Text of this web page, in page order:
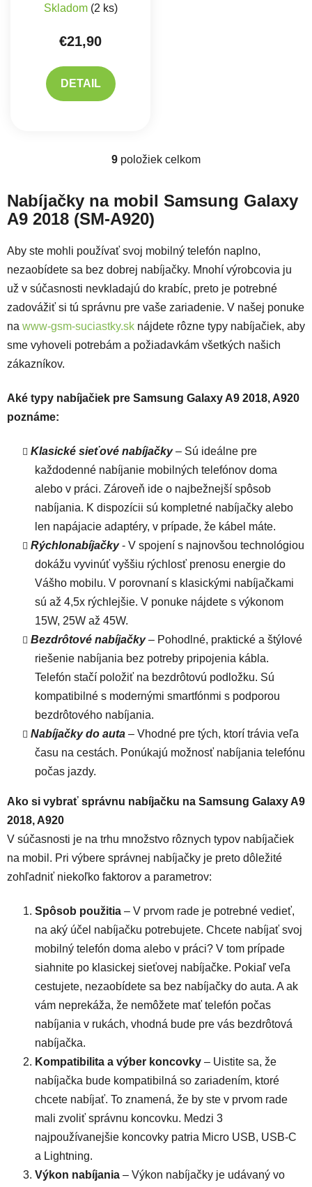
Skladom (2 ks)
€21,90
DETAIL
Ovládacie prvky výpisu
9 položiek celkom
Nabíjačky na mobil Samsung Galaxy
A9 2018 (SM-A920)
Aby ste mohli používať svoj mobilný telefón naplno,
nezaobídete sa bez dobrej nabíjačky. Mnohí výrobcovia ju
už v súčasnosti nevkladajú do krabíc, preto je potrebné
zadovážiť si tú správnu pre vaše zariadenie. V našej ponuke
na www-gsm-suciastky.sk nájdete rôzne typy nabíjačiek, aby
sme vyhoveli potrebám a požiadavkám všetkých našich
zákazníkov.
Aké typy nabíjačiek pre Samsung Galaxy A9 2018, A920
poznáme:
Klasické sieťové nabíjačky– Sú ideálne pre
každodenné nabíjanie mobilných telefónov doma
alebo v práci. Zároveň ide o najbežnejší spôsob
nabíjania. K dispozícii sú kompletné nabíjačky alebo
len napájacie adaptéry, v prípade, že kábel máte.
Rýchlonabíjačky- V spojení s najnovšou technológiou
dokážu vyvinúť vyššiu rýchlosť prenosu energie do
Vášho mobilu. V porovnaní s klasickými nabíjačkami
sú až 4,5x rýchlejšie. V ponuke nájdete s výkonom
15W, 25W až 45W.
Bezdrôtové nabíjačky– Pohodlné, praktické a štýlové
riešenie nabíjania bez potreby pripojenia kábla.
Telefón stačí položiť na bezdrôtovú podložku. Sú
kompatibilné s modernými smartfónmi s podporou
bezdrôtového nabíjania.
Nabíjačky do auta – Vhodné pre tých, ktorí trávia veľa
času na cestách. Ponúkajú možnosť nabíjania telefónu
počas jazdy.
Ako si vybrať správnu nabíjačku na Samsung Galaxy A9
2018, A920
V súčasnosti je na trhu množstvo rôznych typov nabíjačiek
na mobil. Pri výbere správnej nabíjačky je preto dôležité
zohľadniť niekoľko faktorov a parametrov:
Spôsob použitia – V prvom rade je potrebné vedieť,
na aký účel nabíjačku potrebujete. Chcete nabíjať svoj
mobilný telefón doma alebo v práci? V tom prípade
siahnite po klasickej sieťovej nabíjačke. Pokiaľ veľa
cestujete, nezaobídete sa bez nabíjačky do auta. A ak
vám neprekáža, že nemôžete mať telefón počas
nabíjania v rukách, vhodná bude pre vás bezdrôtová
nabíjačka.
Kompatibilita a výber koncovky – Uistite sa, že
nabíjačka bude kompatibilná so zariadením, ktoré
chcete nabíjať. To znamená, že by ste v prvom rade
mali zvoliť správnu koncovku. Medzi 3
najpoužívanejšie koncovky patria Micro USB, USB-C
a Lightning.
Výkon nabíjania – Výkon nabíjačky je udávaný vo